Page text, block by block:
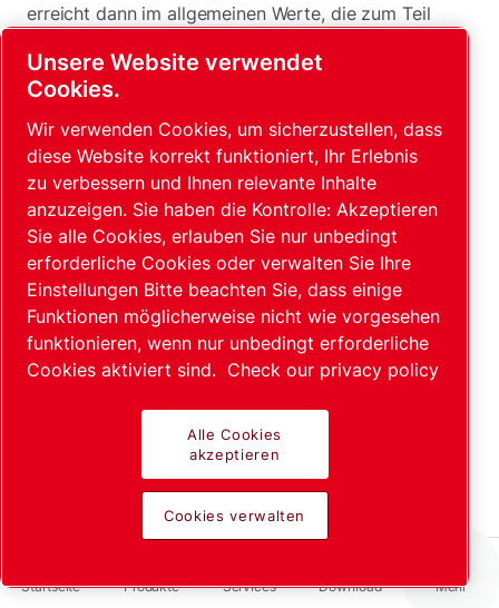
erreicht dann im allgemeinen Werte, die zum Teil
die bei einem kleinem Elektronenstrom beobachtet
worden ist. Für die Praxis hat dieser Effekt zur Folge,
dass man sich vergewissern muss, ob die
Druckanzeige durch einen Desorptionsstrom
beeinflusst worden ist. Das geschieht am
einfachsten, indem man den Elektronenstrom
vorübergehend um den Faktor 10 oder 100 ändert.
Dabei ist der genauere Druckwert derjenige, der bei
den größeren Elektronenströmen gefunden wird.
Neben dem konventionellen sogenannten normalen
Ionisationsvakuummetersystem, dessen
Elektrodenaufbau etwa dem einer gewöhnlichen
Triode gleicht, gibt es verschiedene
Ionisationsvakuummetersysteme (Bayard-Alpert-
System, Bayard-Alpert-System mit Modulator,
Extraktor-System), die je nach Bauart die beiden
oben beschriebenen Effekte mehr oder weniger
unterdrücken und deshalb bevorzugt für
eingesetzt werden. Als Standardsystem für diesen
Startseite Produkte Services Download Mehr
Unsere Website verwendet
Cookies.
Wir verwenden Cookies, um sicherzustellen, dass
diese Website korrekt funktioniert, Ihr Erlebnis
zu verbessern und Ihnen relevante Inhalte
anzuzeigen. Sie haben die Kontrolle: Akzeptieren
Sie alle Cookies, erlauben Sie nur unbedingt
erforderliche Cookies oder verwalten Sie Ihre
Einstellungen Bitte beachten Sie, dass einige
Funktionen möglicherweise nicht wie vorgesehen
funktionieren, wenn nur unbedingt erforderliche
Cookies aktiviert sind. Check our privacy policy
Alle Cookies
akzeptieren
Cookies verwalten